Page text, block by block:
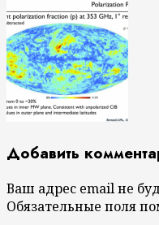
Добавить
Ваш адрес email не
Обязательные поля